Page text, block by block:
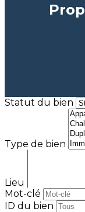
Statut du bien
Type de bien
Lieu
Mot-clé
ID du bien